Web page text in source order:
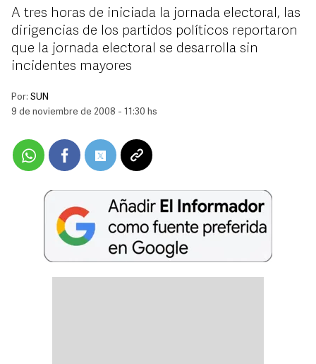
A tres horas de iniciada la jornada electoral, las
dirigencias de los partidos políticos reportaron
que la jornada electoral se desarrolla sin
incidentes mayores
Por: SUN
9 de noviembre de 2008 - 11:30 hs